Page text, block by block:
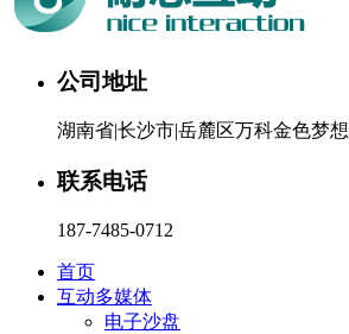
公司地址
湖南省|长沙市|岳麓区万科金色梦想
联系电话
187-7485-0712
首页
互动多媒体
电子沙盘